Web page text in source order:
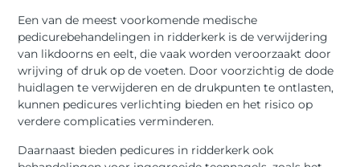
Een van de meest voorkomende medische
pedicurebehandelingen in ridderkerk is de verwijdering
van likdoorns en eelt, die vaak worden veroorzaakt door
wrijving of druk op de voeten. Door voorzichtig de dode
huidlagen te verwijderen en de drukpunten te ontlasten,
kunnen pedicures verlichting bieden en het risico op
verdere complicaties verminderen.
Daarnaast bieden pedicures in ridderkerk ook